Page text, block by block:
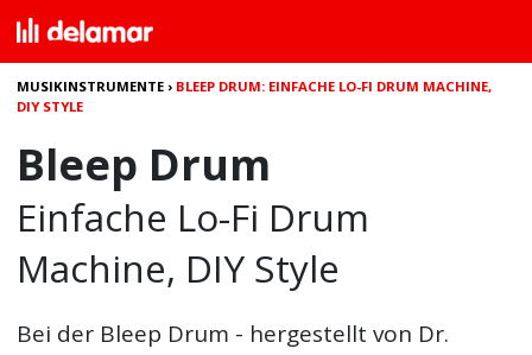
MUSIKINSTRUMENTE › BLEEP DRUM: EINFACHE LO-FI DRUM MACHINE,
DIY STYLE
Bleep Drum
Einfache Lo-Fi Drum
Machine, DIY Style
Bei der Bleep Drum - hergestellt von Dr.